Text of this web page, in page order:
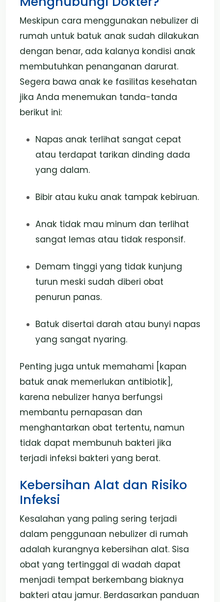
Meskipun cara menggunakan nebulizer di
rumah untuk batuk anak sudah dilakukan
dengan benar, ada kalanya kondisi anak
membutuhkan penanganan darurat.
Segera bawa anak ke fasilitas kesehatan
jika Anda menemukan tanda-tanda
berikut ini:
Napas anak terlihat sangat cepat
atau terdapat tarikan dinding dada
yang dalam.
Bibir atau kuku anak tampak kebiruan.
Anak tidak mau minum dan terlihat
sangat lemas atau tidak responsif.
Demam tinggi yang tidak kunjung
turun meski sudah diberi obat
penurun panas.
Batuk disertai darah atau bunyi napas
yang sangat nyaring.
Penting juga untuk memahami [kapan
batuk anak memerlukan antibiotik],
karena nebulizer hanya berfungsi
membantu pernapasan dan
menghantarkan obat tertentu, namun
tidak dapat membunuh bakteri jika
terjadi infeksi bakteri yang berat.
Kebersihan Alat dan Risiko
Infeksi
Kesalahan yang paling sering terjadi
dalam penggunaan nebulizer di rumah
adalah kurangnya kebersihan alat. Sisa
obat yang tertinggal di wadah dapat
menjadi tempat berkembang biaknya
bakteri atau jamur. Berdasarkan panduan